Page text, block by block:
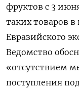
фруктов с 3
таких товаров в
Евразийского
Ведомство
«отсутствием
поступления